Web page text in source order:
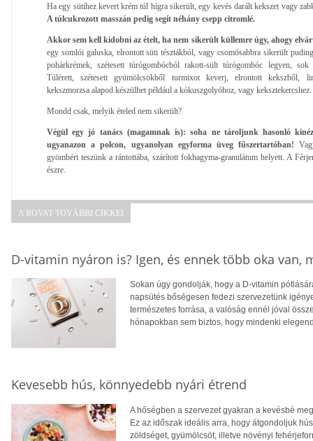
Ha egy sütihez kevert krém túl hígra sikerült, egy kevés darált kekszet vagy
A túlcukrozott masszán pedig segít néhány csepp citromlé.
Akkor sem kell kidobni az ételt, ha nem sikerült küllemre úgy, ahogy
egy somlói galuska, elrontott süti tésztákból, vagy csomósabbra sikerült
pohárkrémek, szétesett túrógombócból rakott-sült túrógombóc legyen,
Túlérett, szétesett gyümölcsökből turmixot keverj, elrontott kekszből,
kekszmorzsa alapod készülhet például a kókuszgolyóhoz, vagy keksztekercshez.
Mondd csak, melyik ételed nem sikerült?
Végül egy jó tanács (magamnak is): soha ne tároljunk hasonló
ugyanazon a polcon, ugyanolyan egyforma üveg fűszertartóban!
gyömbért teszünk a rántottába, szárított fokhagyma-granulátum helyett. A
észre.
A ROVAT TOVÁBBI CIKKEI
D-vitamin nyáron is? Igen, és ennek több oka van,
Sokan úgy gondolják, hogy a D-vitamin
napsütés bőségesen fedezi szervezetünk
természetes forrása, a valóság ennél jóval
hónapokban sem biztos, hogy mindenki
Kevesebb hús, könnyedebb nyári étrend
A hőségben a szervezet gyakran a kevésbé
Ez az időszak ideális arra, hogy átgondoljuk
zöldséget, gyümölcsöt, illetve növényi